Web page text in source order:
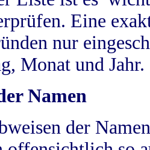
Eine
nur
Monat und Jahr.
Namen
der